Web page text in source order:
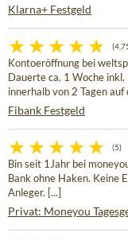
Klarna+ Festgeld
Kontoeröffnung bei
Dauerte ca. 1 Woche
innerhalb von 2 Tagen
Fibank Festgeld
(5)
Bin seit 1Jahr bei
Bank ohne Haken. Keine
Anleger. [...]
Privat: Moneyou